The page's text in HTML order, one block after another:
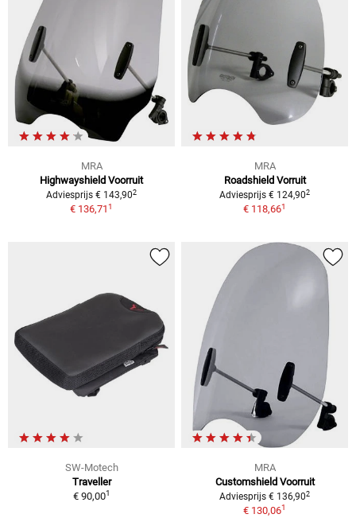
MRA
Highwayshield Voorruit
Adviesprijs € 143,902
€ 136,711
MRA
Roadshield Vorruit
Adviesprijs € 124,902
€ 118,661
SW-Motech
Traveller
€ 90,001
MRA
Customshield Voorruit
Adviesprijs € 136,902
€ 130,061